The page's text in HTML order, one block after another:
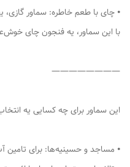
با این سماور، یه فنجون چای
————————
این سماور برای چه کسایی یه
⦁ مساجد و حسینیه‌ها: برای تامین